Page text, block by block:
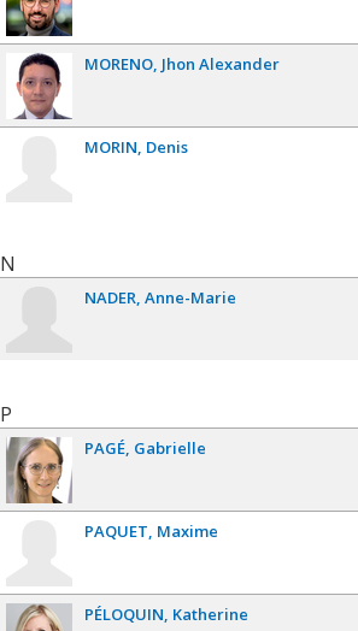
MORENO Jhon Alexander
MORIN Denis
N
NADER Anne-Marie
P
PAGÉ Gabrielle
PAQUET Maxime
PÉLOQUIN Katherine